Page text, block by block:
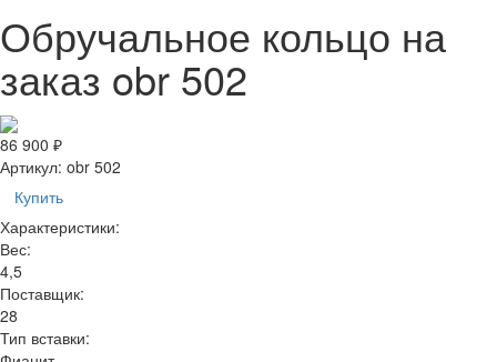
Обручальное кольцо на
заказ obr 502
86 900 ₽
Артикул: obr 502
Купить
Характеристики:
Вес:
4,5
Поставщик:
28
Тип вставки: